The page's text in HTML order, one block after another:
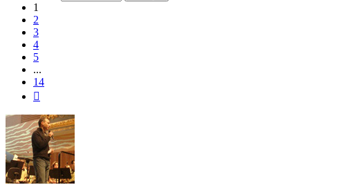
1
2
3
4
5
...
14